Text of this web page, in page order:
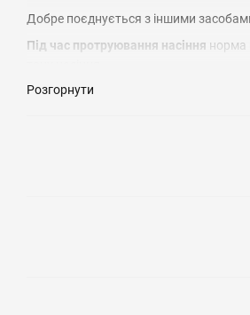
Добре поєднується з іншими
Під час протруювання насіння норма
Робочий розчин для обприскування
Розгорнути